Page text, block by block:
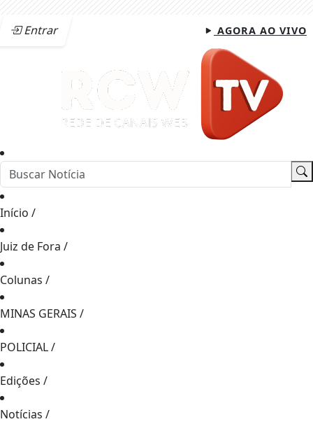
Entrar AGORA AO VIVO
Início /
Juiz de Fora /
Colunas /
MINAS GERAIS /
POLICIAL/
Edições /
Notícias /